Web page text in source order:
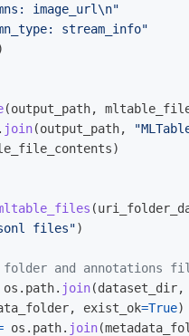
image_url
\n"
stream_info
"
(output_path,
. join(output_path, "
)
(
files")
os . path. join(dataset_dir,
, exist_ok=True)
os . path. join(